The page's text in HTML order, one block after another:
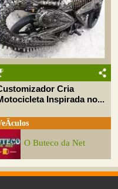
Cria
Inspirada no...
O Buteco da Net